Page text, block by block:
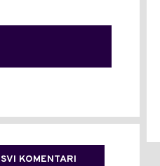
SVI KOMENTARI